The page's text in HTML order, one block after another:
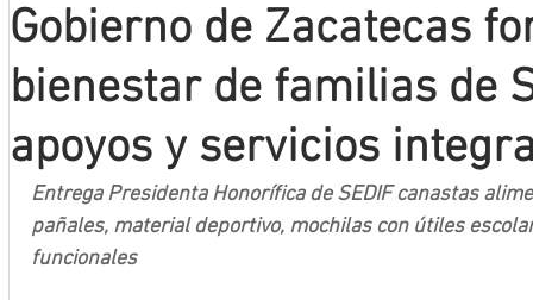
Mineros LNBP
Gobierno de Zacatecas
bienestar de familias de
apoyos y servicios
Entrega Presidenta Honorífica de SEDIF canastas
pañales, material deportivo, mochilas con útiles
funcionales